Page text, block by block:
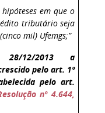
hipóteses em que o
tributário seja
mil) Ufemgs;”
12/2013 a
pelo art. 1º
pelo art.
nº 4.644,